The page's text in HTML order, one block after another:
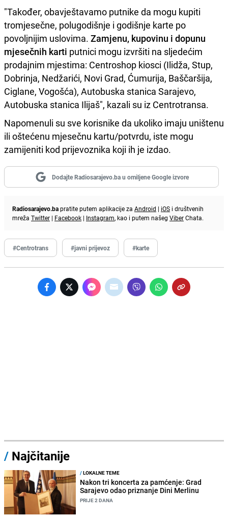
"Također, obavještavamo putnike da mogu kupiti
tromjesečne, polugodišnje i godišnje karte po
povoljnijim uslovima. Zamjenu, kupovinu i dopunu
mjesečnih karti putnici mogu izvršiti na sljedećim
prodajnim mjestima: Centroshop kiosci (Ilidža, Stup,
Dobrinja, Nedžarići, Novi Grad, Ćumurija, Baščaršija,
Ciglane, Vogošća), Autobuska stanica Sarajevo,
Autobuska stanica Ilijaš", kazali su iz Centrotransa.
Napomenuli su sve korisnike da ukoliko imaju uništenu
ili oštećenu mjesečnu kartu/potvrdu, iste mogu
zamijeniti kod prijevoznika koji ih je izdao.
Dodajte Radiosarajevo.ba u omiljene Google izvore
Radiosarajevo.bapratite putem aplikacije za Android | iOS i društvenih
mreža Twitter | Facebook | Instagram, kao i putem našeg ViberChata.
#Centrotrans #javni prijevoz #karte
/ Najčitanije
/LOKALNE TEME
Nakon tri koncerta za pamćenje: Grad
Sarajevo odao priznanje Dini Merlinu
PRIJE 2 DANA